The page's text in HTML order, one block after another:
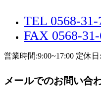
TEL 0568-31-
FAX 0568-
営業時間:9:00~17:00 定休
メールでのお問い合